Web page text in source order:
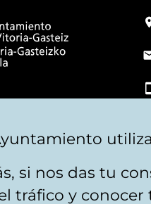
Privacy Politica
si nos das tu
tráfico y conocer